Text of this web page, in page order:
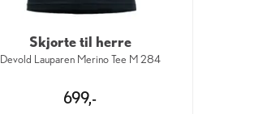
Skjorte til herre
Devold Lauparen Merino Tee M 284
699,-